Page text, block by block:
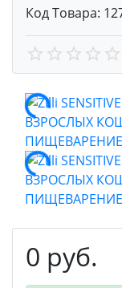
Код Товара:
0 руб.